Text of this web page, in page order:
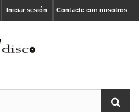
Contacte con nosotros
Iniciar sesión